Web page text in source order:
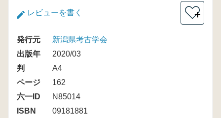
レビューを書く ＋
発行元
新潟県考古学会
出版年
2020/03
判
A4
ページ
162
六一ID
N85014
ISBN
09181881